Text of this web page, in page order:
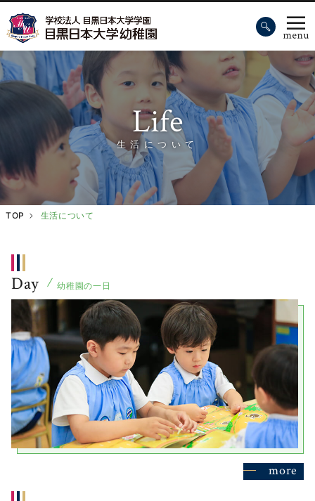
Life
生活について
TOP 生活について
Day 幼稚園の一日
more